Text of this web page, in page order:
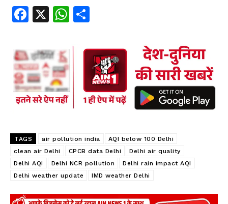
Fa
ce
b
oo
k
X W
ha
ts
A
p
p
re
TAGS air pollution india
AQI below 100 Delhi
clean air Delhi
CPCB data Delhi
Delhi air quality
Delhi AQI
Delhi NCR pollution
Delhi rain impact AQI
Delhi weather update
IMD weather Delhi